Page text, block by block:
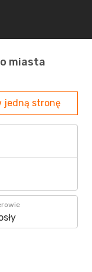
miasta
jedną stronę